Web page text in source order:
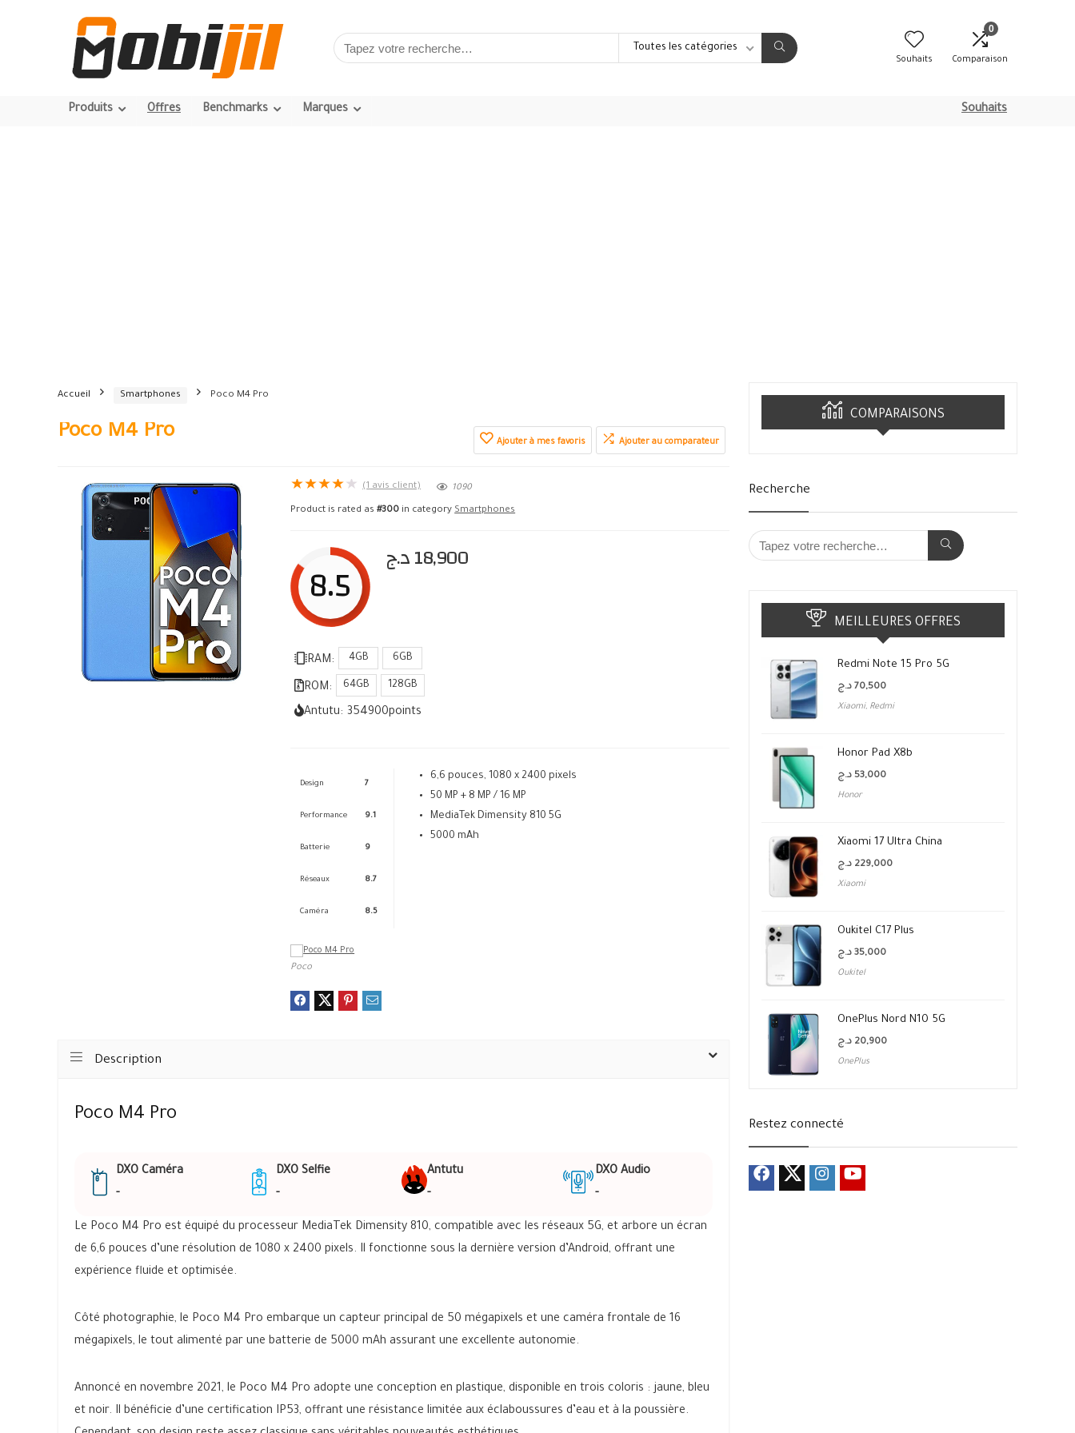
Toutes les catégories
Souhaits
0
Comparaison
Produits Offres Benchmarks Marques Souhaits
Accueil Smartphones Poco M4 Pro
Poco M4 Pro Ajouter à mes favoris Ajouter au comparateur
★★★★ ★ (1avis client) 1090
Product is rated as#300 in categorySmartphones
8.5 18,900د.ج
RAM: 4GB 6GB
ROM: 64GB 128GB
Antutu: 354900points
Design 7
Performance 9.1
Batterie 9
Réseaux 8.7
Caméra 8.5
6,6 pouces, 1080 x 2400 pixels
50 MP + 8 MP / 16 MP
MediaTek Dimensity 810 5G
5000 mAh
Poco
Description
Poco M4 Pro
DXO Caméra
-
DXO Selfie
-
Antutu
-
DXO Audio
-
Le Poco M4 Pro est équipé du processeur MediaTek Dimensity 810, compatible avec les réseaux 5G, et arbore un écran
de 6,6 pouces d’une résolution de 1080 x 2400 pixels. Il fonctionne sous la dernière version d’Android, offrant une
expérience fluide et optimisée.
Côté photographie, le Poco M4 Pro embarque un capteur principal de 50 mégapixels et une caméra frontale de 16
mégapixels, le tout alimenté par une batterie de 5000 mAh assurant une excellente autonomie.
Annoncé en novembre 2021, le Poco M4 Pro adopte une conception en plastique, disponible en trois coloris : jaune, bleu
et noir. Il bénéficie d’une certification IP53, offrant une résistance limitée aux éclaboussures d’eau et à la poussière.
COMPARAISONS
Recherche
MEILLEURES OFFRES
Redmi Note 15 Pro 5G
70,500 د.ج
Xiaomi, Redmi
Honor Pad X8b
53,000 د.ج
Honor
Xiaomi 17 Ultra China
229,000 د.ج
Xiaomi
Oukitel C17 Plus
35,000 د.ج
Oukitel
OnePlus Nord N10 5G
20,900 د.ج
OnePlus
Restez connecté